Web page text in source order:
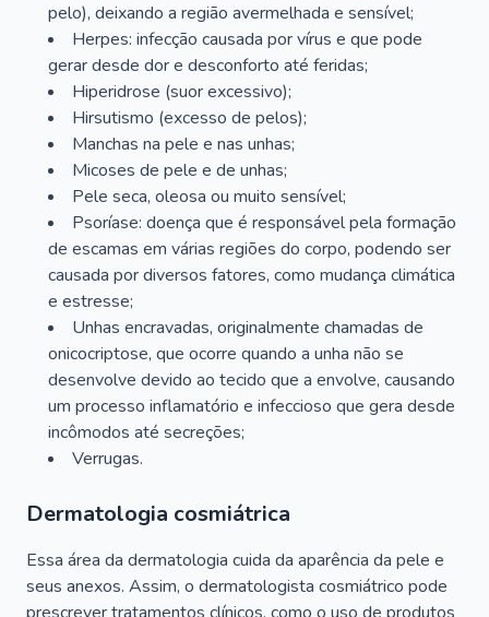
pelo), deixando a região avermelhada e sensível;
Herpes: infecção causada por vírus e que pode
gerar desde dor e desconforto até feridas;
Hiperidrose (suor excessivo);
Hirsutismo (excesso de pelos);
Manchas na pele e nas unhas;
Micoses de pele e de unhas;
Pele seca, oleosa ou muito sensível;
Psoríase: doença que é responsável pela formação
de escamas em várias regiões do corpo, podendo ser
causada por diversos fatores, como mudança climática
e estresse;
Unhas encravadas, originalmente chamadas de
onicocriptose, que ocorre quando a unha não se
desenvolve devido ao tecido que a envolve, causando
um processo inflamatório e infeccioso que gera desde
incômodos até secreções;
Verrugas.
Dermatologia cosmiátrica
Essa área da dermatologia cuida da aparência da pele e
seus anexos. Assim, o dermatologista cosmiátrico pode